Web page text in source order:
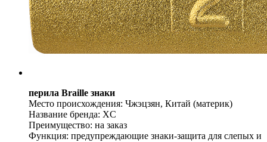
перила Braille знаки
Место происхождения: Чжэцзян, Китай (материк)
Название бренда: XC
Преимущество: на заказ
Функция: предупреждающие знаки-защита для слепых и